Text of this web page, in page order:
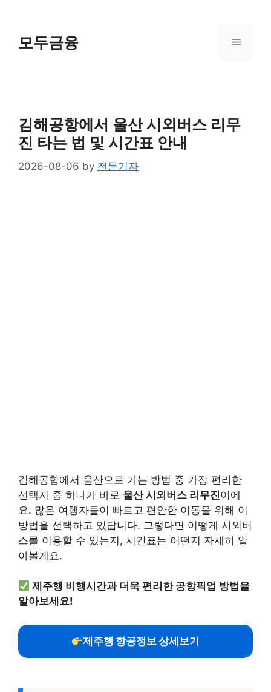
content모두금융 Menu
김해공항에서 울산 시외버스 리무
진 타는 법 및 시간표 안내
2026-08-06 by 전문기자
김해공항에서 울산으로 가는 방법 중 가장 편리한
선택지 중 하나가 바로 울산 시외버스 리무진이에
요. 많은 여행자들이 빠르고 편안한 이동을 위해 이
방법을 선택하고 있답니다. 그렇다면 어떻게 시외버
스를 이용할 수 있는지, 시간표는 어떤지 자세히 알
아볼게요.
제주행 비행시간과 더욱 편리한 공항픽업 방법을
알아보세요!
제주행 항공정보 상세보기